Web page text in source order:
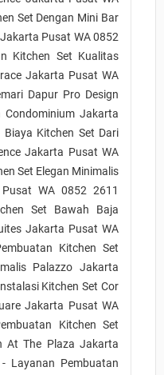
Set Dengan Mini Bar
Pusat WA 0852
Kitchen Set Kualitas
Jakarta Pusat WA
Dapur Pro Design
Condominium Jakarta
Kitchen Set Dari
Jakarta Pusat WA
Set Elegan Minimalis
WA 0852 2611
Set Bawah Baja
Jakarta Pusat WA
Kitchen Set
Palazzo Jakarta
Kitchen Set Cor
Jakarta Pusat WA
Kitchen Set
At The Plaza Jakarta
Layanan Pembuatan